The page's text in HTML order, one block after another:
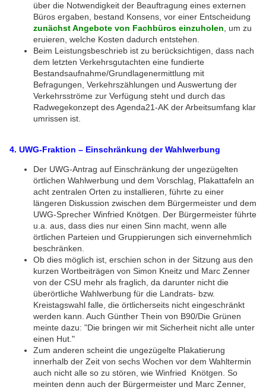
über die Notwendigkeit der Beauftragung eines externen
Büros ergaben, bestand Konsens, vor einer Entscheidung
zunächst Angebote von Fachbüros einzuholen , um zu
eruieren, welche Kosten dadurch entstehen.
Beim Leistungsbeschrieb ist zu berücksichtigen, dass nach
dem letzten Verkehrsgutachten eine fundierte
Bestandsaufnahme/Grundlagenermittlung mit
Befragungen, Verkehrszählungen und Auswertung der
Verkehrsströme zur Verfügung steht und durch das
Radwegekonzept des Agenda21-AK der Arbeitsumfang klar
umrissen ist.
4. UWG-Fraktion – Einschränkung der Wahlwerbung
Der UWG-Antrag auf Einschränkung der ungezügelten
örtlichen Wahlwerbung und dem Vorschlag, Plakattafeln an
acht zentralen Orten zu installieren, führte zu einer
längeren Diskussion zwischen dem Bürgermeister und dem
UWG-Sprecher Winfried Knötgen. Der Bürgermeister führte
u.a. aus, dass dies nur einen Sinn macht, wenn alle
örtlichen Parteien und Gruppierungen sich einvernehmlich
beschränken.
Ob dies möglich ist, erschien schon in der Sitzung aus den
kurzen Wortbeiträgen von Simon Kneitz und Marc Zenner
von der CSU mehr als fraglich, da darunter nicht die
überörtliche Wahlwerbung für die Landrats- bzw.
Kreistagswahl falle, die örtlicherseits nicht eingeschränkt
werden kann. Auch Günther Thein von B90/Die Grünen
meinte dazu: "Die bringen wir mit Sicherheit nicht alle unter
einen Hut."
Zum anderen scheint die ungezügelte Plakatierung
innerhalb der Zeit von sechs Wochen vor dem Wahltermin
auch nicht alle so zu stören, wie Winfried Knötgen. So
meinten denn auch der Bürgermeister und Marc Zenner,